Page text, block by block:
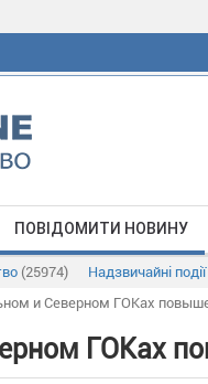
ПОВІДОМИТИ НОВИНУ
(25974) Надзвичайні події
и Северном ГОКах
ГОКах